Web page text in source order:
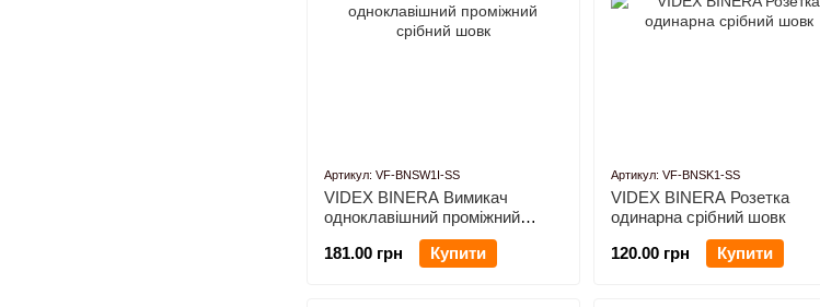
Артикул: VF-BNSW1I-SS
VIDEX BINERA Вимикач
одноклавішний проміжний
срібний шовк
181.00 грн
Купити
Артикул: VF-BNSK1-SS
VIDEX BINERA Розетка
одинарна срібний шовк
120.00 грн
Купити